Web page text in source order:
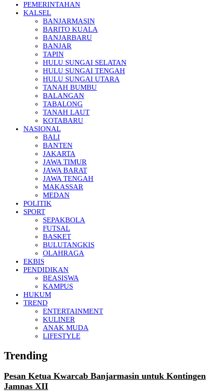
PEMERINTAHAN
KALSEL
BANJARMASIN
BARITO KUALA
BANJARBARU
BANJAR
TAPIN
HULU SUNGAI SELATAN
HULU SUNGAI TENGAH
HULU SUNGAI UTARA
TANAH BUMBU
BALANGAN
TABALONG
TANAH LAUT
KOTABARU
NASIONAL
BALI
BANTEN
JAKARTA
JAWA TIMUR
JAWA BARAT
JAWA TENGAH
MAKASSAR
MEDAN
POLITIK
SPORT
SEPAKBOLA
FUTSAL
BASKET
BULUTANGKIS
OLAHRAGA
EKBIS
PENDIDIKAN
BEASISWA
KAMPUS
HUKUM
TREND
ENTERTAINMENT
KULINER
ANAK MUDA
LIFESTYLE
Trending
Pesan Ketua Kwarcab Banjarmasin untuk Kontingen
Jamnas XII